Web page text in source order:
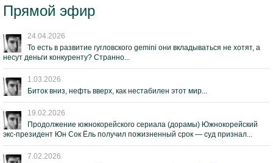
Прямой эфир
24.04.2026
То есть в развитие гугловского gemini они вкладываться не хотят, а
несут деньги конкуренту? Странно...
1.03.2026
Биток вниз, нефть вверх, как нестабилен этот мир...
19.02.2026
Продолжение южнокорейского сериала (дорамы) Южнокорейский
экс-президент Юн Сок Ёль получил пожизненный срок — суд признал...
7.02.2026